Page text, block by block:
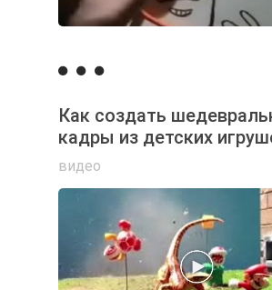
Как создать
кадры из детских
видео